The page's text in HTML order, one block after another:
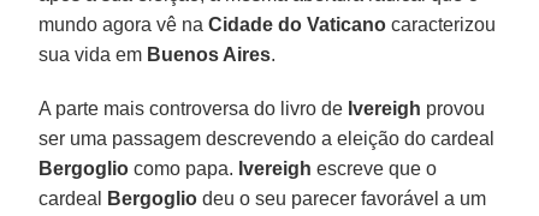
mundo agora vê naCidade do Vaticano caracterizou
sua vida em Buenos Aires.
A parte mais controversa do livro de Ivereigh provou
ser uma passagem descrevendo a eleição do cardeal
Bergoglio como papa. Ivereigh escreve que o
cardeal
Bergoglio deu o seu parecer favorável a um